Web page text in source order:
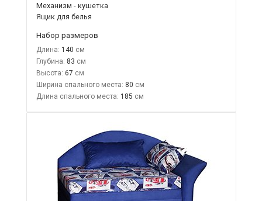
Механизм - кушетка
Ящик для белья
Набор размеров
Длина: 140
Глубина: 83
Высота: 67
Ширина спального места: 80
Длина спального места: 185